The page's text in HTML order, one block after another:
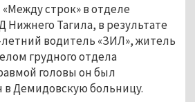
строк» в отделе
Тагила, в результате
водитель «ЗИЛ», житель
грудного отдела
головы он был
в Демидовскую больницу.